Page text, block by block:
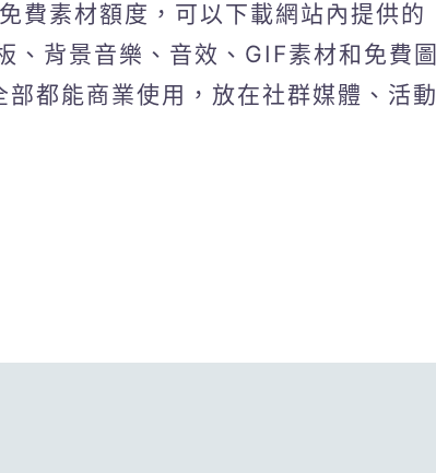
費素材額度，可以下載網站內提供的
、背景音樂、音效、GIF素材和免費圖
都能商業使用，放在社群媒體、活動